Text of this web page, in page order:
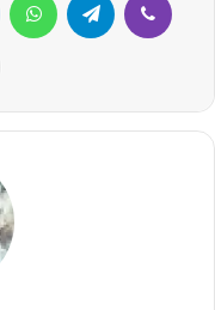
Print